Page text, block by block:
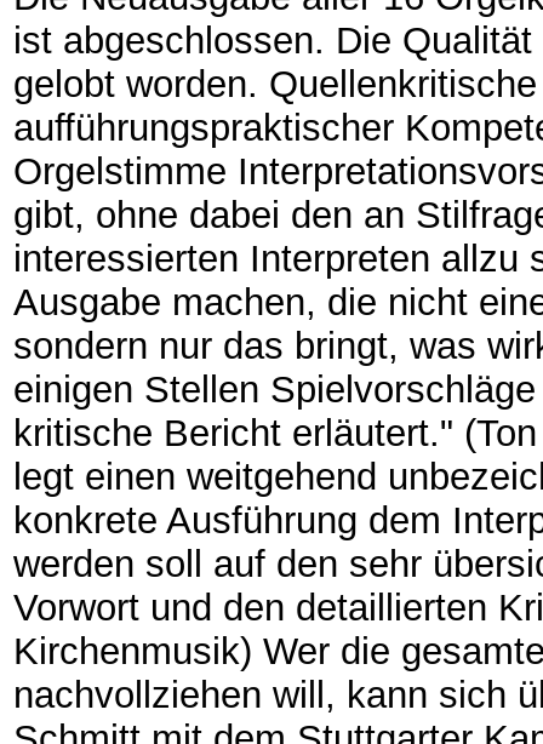
ist abgeschlossen. Die
gelobt worden.
aufführungspraktischer
Orgelstimme
gibt, ohne dabei den an
interessierten Interpreten allzu
Ausgabe machen, die nicht
sondern nur das bringt, was
einigen Stellen
kritische Bericht erläutert."
legt einen weitgehend
konkrete Ausführung dem
werden soll auf den sehr
Vorwort und den detaillierten
Kirchenmusik) Wer die
nachvollziehen will, kann sich